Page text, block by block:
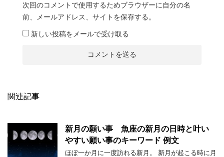
次回のコメントで使用するためブラウザーに自分の名
前、メールアドレス、サイトを保存する。
新しい投稿をメールで受け取る
関連記事
新月の願い事 魚座の新月の日時と叶い
やすい願い事のキーワード 例文
ほぼ一か月に一度訪れる新月。 新月が起こる時に月